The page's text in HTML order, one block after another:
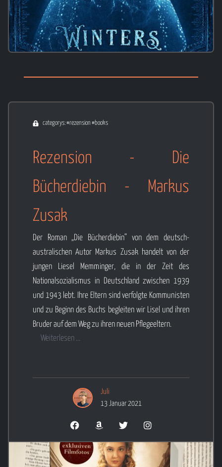
categorys: #rezension #books
Rezension - Die
Bücherdiebin - Markus
Zusak
Der Roman „Die Bücherdiebin“ von dem deutsch-
australischen Autor Markus Zusak handelt von der
jungen Liesel Memminger, die in der Zeit des
Nationalsozialismus in Deutschland zwischen 1939
und 1943 lebt. Ihre Eltern sind verfolgte Kommunisten
und zu Beginn des Buchs begleiten wir Lisel und ihren
Bruder auf dem Weg zu ihren neuen Pflegeeltern.
Weiterlesen ...
Juli
13 Januar 2021